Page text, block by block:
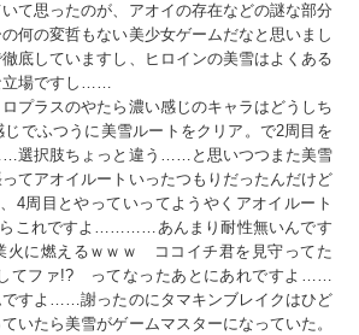
て思ったのが、アオイの存在などの謎な部分
何の変哲もない美少女ゲームだなと思いまし
底していますし、ヒロインの美雪はよくある
立場ですし……
プラスのやたら濃い感じのキャラはどうしち
でふつうに美雪ルートをクリア。で2周目を
選択肢ちょっと違う……と思いつつまた美雪
てアオイルートいったつもりだったんだけど
4周目とやっていってようやくアオイルート
これですよ…………あんまり耐性無いんです
火に燃えるｗｗｗ ココイチ君を見守ってた
てファ!? ってなったあとにあれですよ……
ですよ……謝ったのにタマキンブレイクはひど
いたら美雪がゲームマスターになっていた。